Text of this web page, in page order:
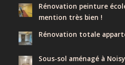
Rénovation peinture
mention très bien !
Rénovation totale
Sous-sol aménagé à